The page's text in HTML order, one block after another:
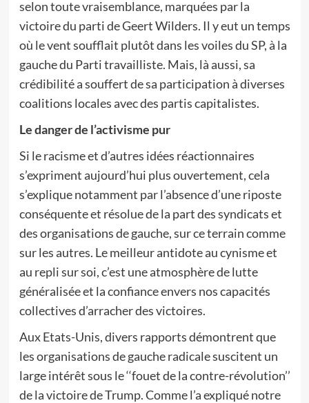
selon toute vraisemblance, marquées par la
victoire du parti de Geert Wilders. Il y eut un temps
où le vent soufflait plutôt dans les voiles du SP, à la
gauche du Parti travailliste. Mais, là aussi, sa
crédibilité a souffert de sa participation à diverses
coalitions locales avec des partis capitalistes.
Le danger de l’activisme pur
Si le racisme et d’autres idées réactionnaires
s’expriment aujourd’hui plus ouvertement, cela
s’explique notamment par l’absence d’une riposte
conséquente et résolue de la part des syndicats et
des organisations de gauche, sur ce terrain comme
sur les autres. Le meilleur antidote au cynisme et
au repli sur soi, c’est une atmosphère de lutte
généralisée et la confiance envers nos capacités
collectives d’arracher des victoires.
Aux Etats-Unis, divers rapports démontrent que
les organisations de gauche radicale suscitent un
large intérêt sous le ‘‘fouet de la contre-révolution’’
de la victoire de Trump. Comme l’a expliqué notre